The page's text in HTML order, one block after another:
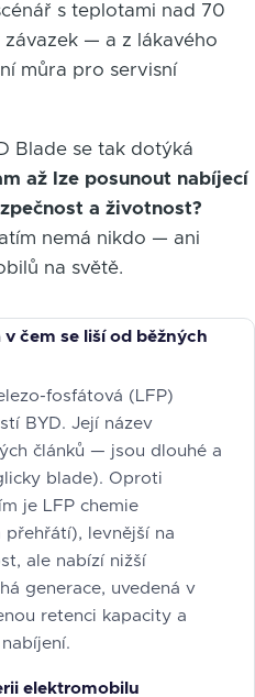
s teplotami nad 70
závazek — a z lákavého
můra pro servisní
Blade se tak dotýká
až lze posunout nabíjecí
a životnost?
nemá nikdo — ani
na světě.
v čem se liší od běžných
fosfátová (LFP)
BYD. Její název
článků — jsou dlouhé a
blade). Oproti
je LFP chemie
přehřátí), levnější na
ale nabízí nižší
generace, uvedená v
retenci kapacity a
elektromobilu